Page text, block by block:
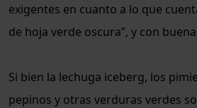
exigentes en cuanto a lo que
de hoja verde oscura”, y con
Si bien la lechuga iceberg, los
pepinos y otras verduras verdes